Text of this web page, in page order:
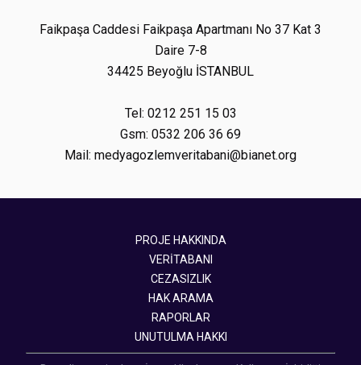
Faikpaşa Caddesi Faikpaşa Apartmanı No 37 Kat 3
Daire 7-8
34425 Beyoğlu İSTANBUL
Tel: 0212 251 15 03
Gsm: 0532 206 36 69
Mail: medyagozlemveritabani@bianet.org
PROJE HAKKINDA
VERİTABANI
CEZASIZLIK
HAK ARAMA
RAPORLAR
UNUTULMA HAKKI